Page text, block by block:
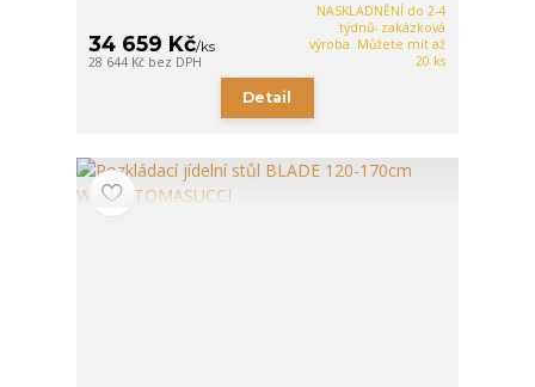
34 659 Kč/ks
28 644 Kč bez DPH
NASKLADNĚNÍ do 2-4
týdnů- zakázková
výroba. Můžete mít až
20 ks
Detail